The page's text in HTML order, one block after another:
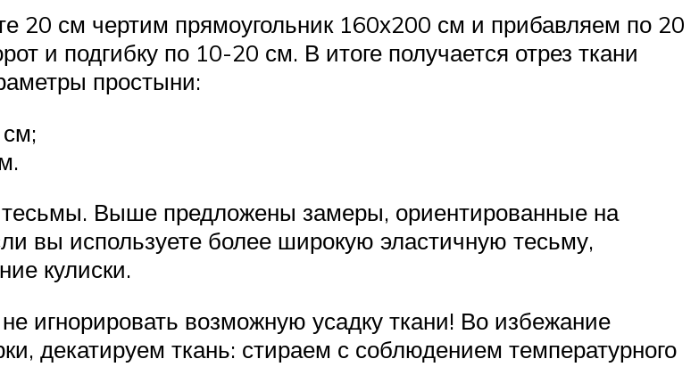
20 см чертим прямоугольник 160х200 см и прибавляем по 20
и подгибку по 10-20 см. В итоге получается отрез ткани
простыни:
Выше предложены замеры, ориентированные на
вы используете более широкую эластичную тесьму,
кулиски.
игнорировать возможную усадку ткани! Во избежание
декатируем ткань: стираем с соблюдением температурного